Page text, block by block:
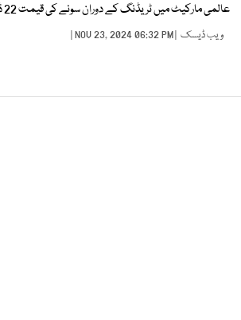
عالمی مارکیٹ میں ٹریڈنگ کے دوران سونے کی قیمت 22 ڈالر مزید بڑھ گئی
ویب ڈیسک | NOV 23, 2024 06:32 PM |